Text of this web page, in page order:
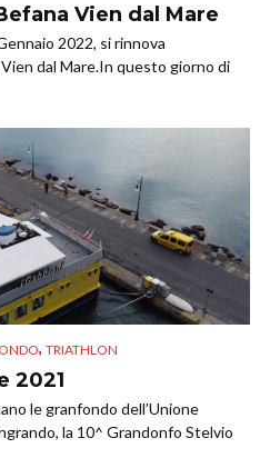
Vien dal Mare
2022, si rinnova
dal Mare.In questo giorno di
, TRIATHLON
2021
le granfondo dell’Unione
la 10^ Grandonfo Stelvio